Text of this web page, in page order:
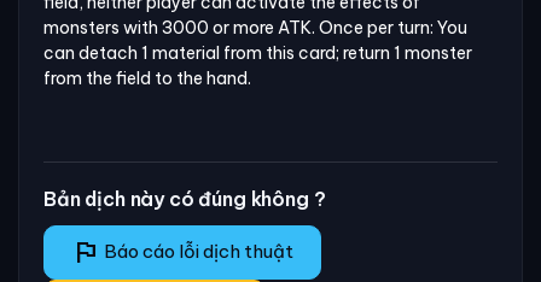
monsters with 3000 or more ATK. Once per turn: You
can detach 1 material from this card; return 1 monster
from the field to the hand.
Bản dịch này có đúng không ?
flag Báo cáo lỗi dịch thuật